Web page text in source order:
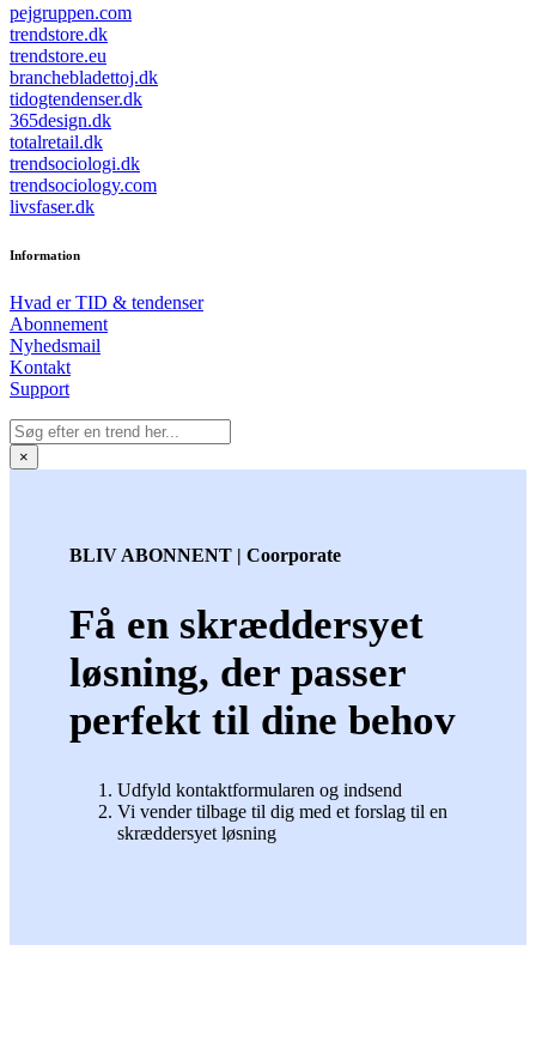
pejgruppen.com
trendstore.dk
trendstore.eu
branchebladettoj.dk
tidogtendenser.dk
365design.dk
totalretail.dk
trendsociologi.dk
trendsociology.com
livsfaser.dk
Information
Hvad er TID & tendenser
Abonnement
Nyhedsmail
Kontakt
Support
×
BLIV ABONNENT | Coorporate
Få en skræddersyet
løsning, der passer
perfekt til dine behov
Udfyld kontaktformularen og indsend
Vi vender tilbage til dig med et forslag til en
skræddersyet løsning